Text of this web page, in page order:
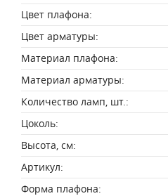
Цвет плафона:
Цвет арматуры:
Материал плафона:
Материал арматуры:
Количество ламп, шт.:
Цоколь:
Высота, см:
Артикул:
Форма плафона: